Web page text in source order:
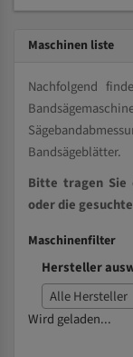
Maschinen liste
Nachfolgend
Bandsägeblätter.
Bitte tragen Sie
oder die
Maschinenfilter
Hersteller
Alle Hersteller
Wird geladen...